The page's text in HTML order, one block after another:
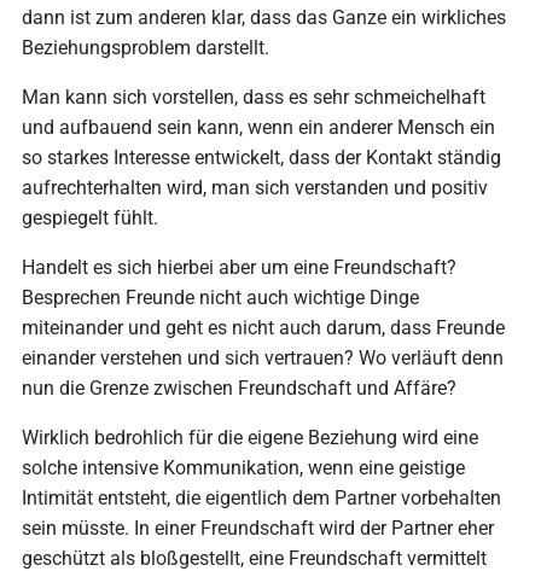
dann ist zum anderen klar, dass das Ganze ein wirkliches
Beziehungsproblem darstellt.
Man kann sich vorstellen, dass es sehr schmeichelhaft
und aufbauend sein kann, wenn ein anderer Mensch ein
so starkes Interesse entwickelt, dass der Kontakt ständig
aufrechterhalten wird, man sich verstanden und positiv
gespiegelt fühlt.
Handelt es sich hierbei aber um eine Freundschaft?
Besprechen Freunde nicht auch wichtige Dinge
miteinander und geht es nicht auch darum, dass Freunde
einander verstehen und sich vertrauen? Wo verläuft denn
nun die Grenze zwischen Freundschaft und Affäre?
Wirklich bedrohlich für die eigene Beziehung wird eine
solche intensive Kommunikation, wenn eine geistige
Intimität entsteht, die eigentlich dem Partner vorbehalten
sein müsste. In einer Freundschaft wird der Partner eher
geschützt als bloßgestellt, eine Freundschaft vermittelt